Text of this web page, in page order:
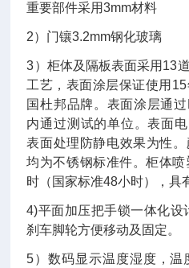
重要部件采用3mm材料
2）门镶3.2mm钢化玻璃
3）柜体及隔板表面采用 13
工艺，表面涂层保证使用 15
国杜邦品牌。表面涂层通过
内通过测试的单位。表面
表面处理防静电效果为性
均为不锈钢标准件。柜体喷
时（国家标准48小时），具
4)平面加压把手锁一体化设
刹车脚轮方便移动及固定。
5）数码显示温度湿度，温